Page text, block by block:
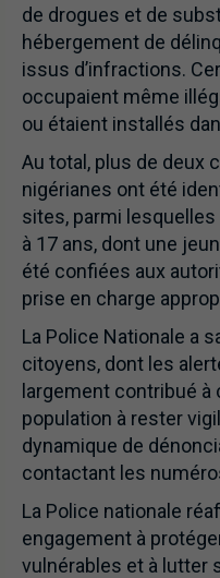
de drogues et de
hébergement de
issus d’infractions.
occupaient même
ou étaient installés
Au total, plus de deux
nigérianes ont été
sites, parmi
à 17 ans, dont une
été confiées aux
prise en charge
La Police Nationale a
citoyens, dont les
largement contribué à
population à rester
dynamique de
contactant les
La Police nationale
engagement à
vulnérables et à lutter